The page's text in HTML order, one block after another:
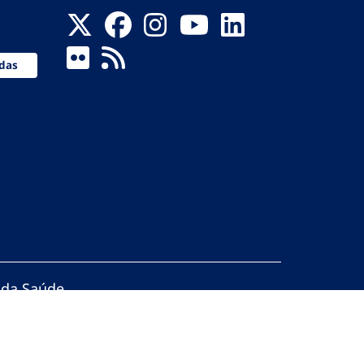
Saúde